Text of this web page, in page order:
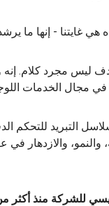
غايتنا - إنها ما
ليس مجرد كلام.
في مجال الخدمات
التبريد للتحكم
والازدهار
للشركة منذ أكثر من 30